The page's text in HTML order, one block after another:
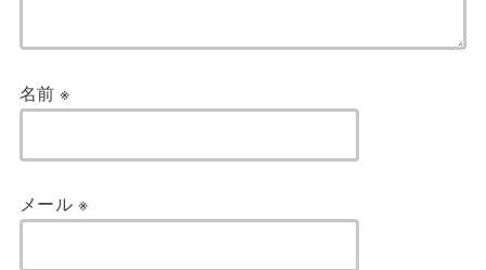
名前※
メール ※